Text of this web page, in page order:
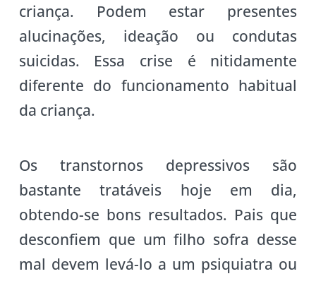
criança. Podem estar presentes
alucinações, ideação ou condutas
suicidas. Essa crise é nitidamente
diferente do funcionamento habitual
da criança.
Os transtornos depressivos são
bastante tratáveis hoje em dia,
obtendo-se bons resultados. Pais que
desconfiem que um filho sofra desse
mal devem levá-lo a um psiquiatra ou